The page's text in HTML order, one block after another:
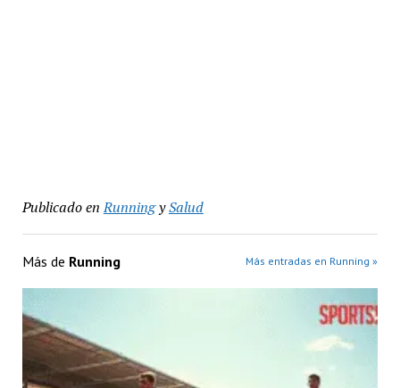
Publicado en RunningySalud
Más de Running Más entradas en Running »